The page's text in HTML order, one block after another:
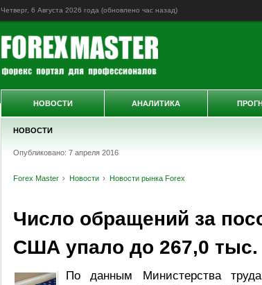
Четверг, 6 Августа 2026 года (обновлено час назад)
НОВОСТИ
Опубликовано: 7 апреля 2016
Forex Master Новости Новости рынка Forex
Число обращений за
США упало до 267,0 тыс.
По данным Министерства
НОВОСТИ АНАЛИТИКА